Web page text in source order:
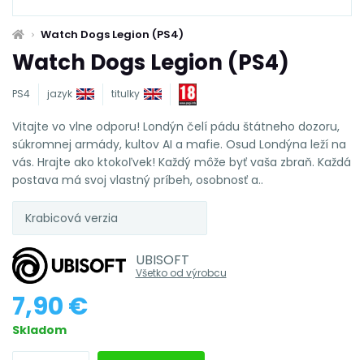
Watch Dogs Legion (PS4)
Watch Dogs Legion (PS4)
PS4 jazyk titulky
Vitajte vo vlne odporu! Londýn čelí pádu štátneho dozoru,
súkromnej armády, kultov AI a mafie. Osud Londýna leží na
vás. Hrajte ako ktokoľvek! Každý môže byť vaša zbraň. Každá
postava má svoj vlastný príbeh, osobnosť a..
Krabicová verzia
UBISOFT
Všetko od výrobcu
7,90 €
Skladom